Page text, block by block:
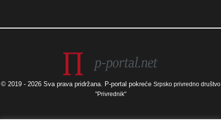
© 2019 - 2026 Sva prava pridržana. P-portal pokreće Srpsko privredno društvo
"Privrednik"